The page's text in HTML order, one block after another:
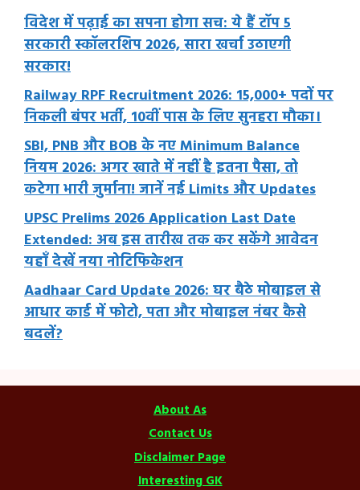
विदेश में पढ़ाई का सपना होगा सच: ये हैं टॉप 5
सरकारी स्कॉलरशिप 2026, सारा खर्चा उठाएगी
सरकार!
Railway RPF Recruitment 2026: 15,000+ पदों पर
निकली बंपर भर्ती, 10वीं पास के लिए सुनहरा मौका।
SBI, PNB और BOB के नए Minimum Balance
नियम 2026: अगर खाते में नहीं है इतना पैसा, तो
कटेगा भारी जुर्माना! जानें नई Limits और Updates
UPSC Prelims 2026 Application Last Date
Extended: अब इस तारीख तक कर सकेंगे आवेदन
यहाँ देखें नया नोटिफिकेशन
Aadhaar Card Update 2026: घर बैठे मोबाइल से
आधार कार्ड में फोटो, पता और मोबाइल नंबर कैसे
बदलें?
About As
Contact Us
Disclaimer Page
Interesting GK